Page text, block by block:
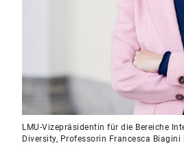
LMU-Vizepräsidentin für die Bereiche
Diversity, Professorin Francesca